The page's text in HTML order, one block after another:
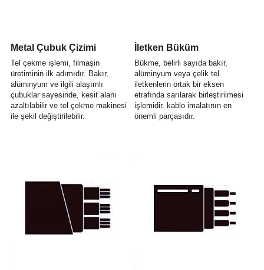
Metal Çubuk Çizimi
Tel çekme işlemi, filmaşin
üretiminin ilk adımıdır. Bakır,
alüminyum ve ilgili alaşımlı
çubuklar sayesinde, kesit alanı
azaltılabilir ve tel çekme makinesi
ile şekil değiştirilebilir.
İletken Büküm
Bükme, belirli sayıda bakır,
alüminyum veya çelik tel
iletkenlerin ortak bir eksen
etrafında sarılarak birleştirilmesi
işlemidir. kablo imalatının en
önemli parçasıdır.